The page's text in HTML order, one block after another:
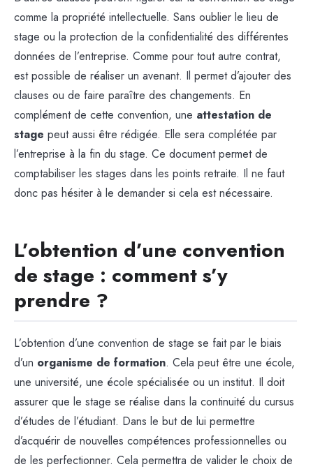
comme la propriété intellectuelle. Sans oublier le lieu de
stage ou la protection de la confidentialité des différentes
données de l’entreprise. Comme pour tout autre contrat,
est possible de réaliser un avenant. Il permet d’ajouter des
clauses ou de faire paraître des changements. En
complément de cette convention, une attestation de
stage peut aussi être rédigée. Elle sera complétée par
l’entreprise à la fin du stage. Ce document permet de
comptabiliser les stages dans les points retraite. Il ne faut
donc pas hésiter à le demander si cela est nécessaire.
L’obtention d’une convention
de stage : comment s’y
prendre ?
L’obtention d’une convention de stage se fait par le biais
d’un organisme de formation. Cela peut être une école,
une université, une école spécialisée ou un institut. Il doit
assurer que le stage se réalise dans la continuité du cursus
d’études de l’étudiant. Dans le but de lui permettre
d’acquérir de nouvelles compétences professionnelles ou
de les perfectionner. Cela permettra de valider le choix de